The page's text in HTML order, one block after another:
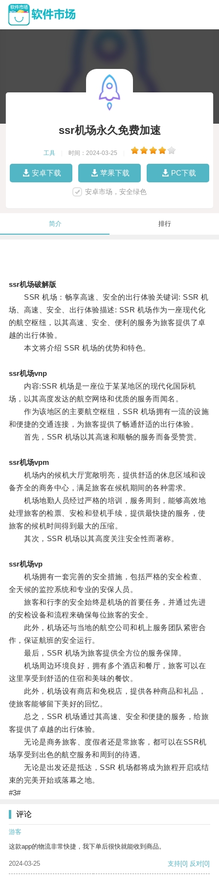
ssr机场永久免费加速
工具 时间：2024-03-25
安卓下载 苹果下载 PC下载
安卓市场，安全绿色
简介 排行
ssr机场破解版
SSR 机场：畅享高速、安全的出行体验关键词: SSR 机
场、高速、安全、出行体验描述: SSR 机场作为一座现代化
的航空枢纽，以其高速、安全、便利的服务为旅客提供了卓
越的出行体验。
本文将介绍 SSR 机场的优势和特色。
ssr机场vnp
内容:SSR 机场是一座位于某某地区的现代化国际机
场，以其高度发达的航空网络和优质的服务而闻名。
作为该地区的主要航空枢纽，SSR 机场拥有一流的设施
和便捷的交通连接，为旅客提供了畅通舒适的出行体验。
首先，SSR 机场以其高速和顺畅的服务而备受赞赏。
ssr机场vpm
机场内的候机大厅宽敞明亮，提供舒适的休息区域和设
备齐全的商务中心，满足旅客在候机期间的各种需求。
机场地勤人员经过严格的培训，服务周到，能够高效地
处理旅客的检票、安检和登机手续，提供最快捷的服务，使
旅客的候机时间得到最大的压缩。
其次，SSR 机场以其高度关注安全性而著称。
ssr机场vp
机场拥有一套完善的安全措施，包括严格的安全检查、
全天候的监控系统和专业的安保人员。
旅客和行李的安全始终是机场的首要任务，并通过先进
的安检设备和流程来确保每位旅客的安全。
此外，机场还与当地的航空公司和机上服务团队紧密合
作，保证航班的安全运行。
最后，SSR 机场为旅客提供全方位的服务保障。
机场周边环境良好，拥有多个酒店和餐厅，旅客可以在
这里享受到舒适的住宿和美味的餐饮。
此外，机场设有商店和免税店，提供各种商品和礼品，
使旅客能够留下美好的回忆。
总之，SSR 机场通过其高速、安全和便捷的服务，给旅
客提供了卓越的出行体验。
无论是商务旅客、度假者还是常旅客，都可以在SSR机
场享受到出色的航空服务和周到的待遇。
无论是出发还是抵达，SSR 机场都将成为旅程开启或结
束的完美开始或落幕之地。
#3#
评论
游客
这款app的物流非常快捷，我下单后很快就能收到商品。
2024-03-25 支持[0] 反对[0]